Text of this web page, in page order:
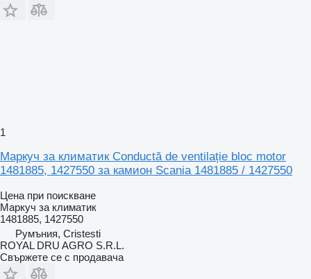
1
Маркуч за климатик Conductă de ventilație bloc motor
1481885, 1427550 за камион Scania 1481885 / 1427550
Цена при поискване
Маркуч за климатик
1481885, 1427550
Румъния, Cristesti
ROYAL DRU AGRO S.R.L.
Свържете се с продавача